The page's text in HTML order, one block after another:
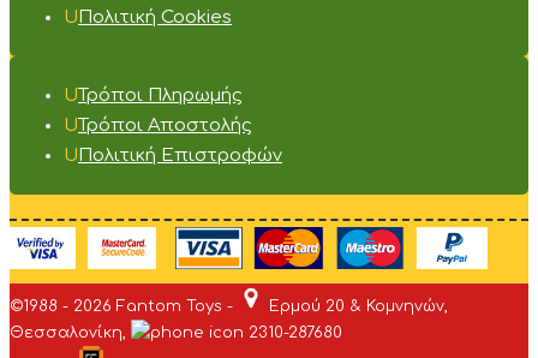
Πολιτική Cookies
Τρόποι Πληρωμής
Τρόποι Αποστολής
Πολιτική Επιστροφών
©1988 - 2026 Fantom Toys -
Ερμού 20 & Κομνηνών,
Θεσσαλονίκη,
2310-287680